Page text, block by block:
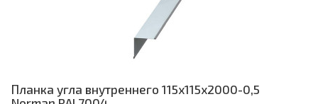
Планка угла внутреннего 115х115х2000-0,5